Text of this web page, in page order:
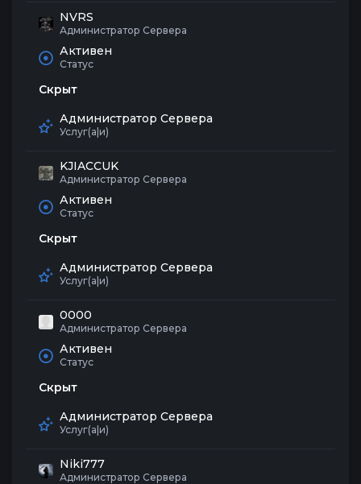
NVRS
Администратор Сервера
Активен
Статус
Скрыт
Администратор Сервера
Услуг(а|и)
KJIACCUK
Администратор Сервера
Активен
Статус
Скрыт
Администратор Сервера
Услуг(а|и)
0000
Администратор Сервера
Активен
Статус
Скрыт
Администратор Сервера
Услуг(а|и)
Niki777
Администратор Сервера